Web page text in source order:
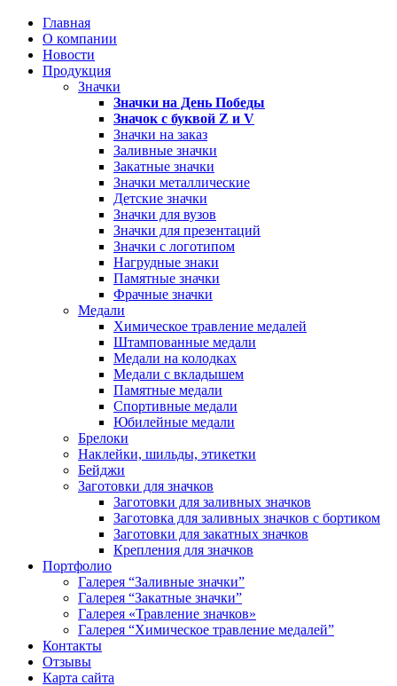
Главная
О компании
Новости
Продукция
Значки
Значки на День Победы
Значок с буквой Z и V
Значки на заказ
Заливные значки
Закатные значки
Значки металлические
Детские значки
Значки для вузов
Значки для презентаций
Значки с логотипом
Нагрудные знаки
Памятные значки
Фрачные значки
Медали
Химическое травление медалей
Штампованные медали
Медали на колодках
Медали с вкладышем
Памятные медали
Спортивные медали
Юбилейные медали
Брелоки
Наклейки, шильды, этикетки
Бейджи
Заготовки для значков
Заготовки для заливных значков
Заготовка для заливных значков с бортиком
Заготовки для закатных значков
Крепления для значков
Портфолио
Галерея “Заливные значки”
Галерея “Закатные значки”
Галерея «Травление значков»
Галерея “Химическое травление медалей”
Контакты
Отзывы
Карта сайта